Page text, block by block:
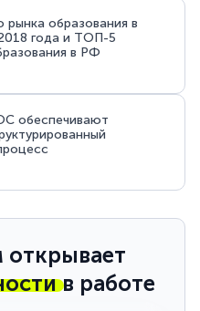
рынка образования в
года и ТОП-5
в РФ
обеспечивают
в работе